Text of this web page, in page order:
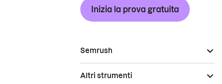
Inizia la prova gratuita
Semrush
Altri strumenti